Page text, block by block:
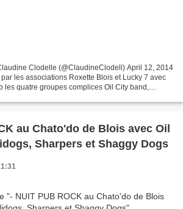
Clodelle (@ClaudineClodell) April 12, 2014
les associations Roxette Blois et Lucky 7 avec
les quatre groupes complices Oil City band,
au Chato'do de Blois avec Oil
Sharpers et Shaggy Dogs